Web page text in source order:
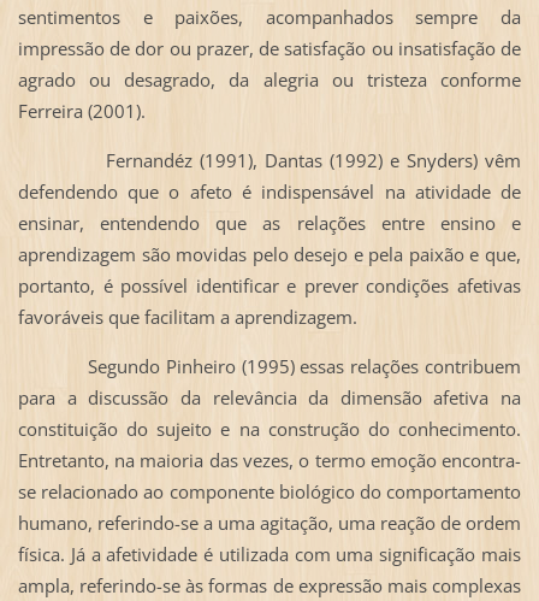
sentimentos e paixões, acompanhados sempre da
impressão de dor ou prazer, de satisfação ou insatisfação de
agrado ou desagrado, da alegria ou tristeza conforme
Ferreira (2001).
Fernandéz (1991), Dantas (1992) e Snyders) vêm
defendendo que o afeto é indispensável na atividade de
ensinar, entendendo que as relações entre ensino e
aprendizagem são movidas pelo desejo e pela paixão e que,
portanto, é possível identificar e prever condições afetivas
favoráveis que facilitam a aprendizagem.
Segundo Pinheiro (1995) essas relações contribuem
para a discussão da relevância da dimensão afetiva na
constituição do sujeito e na construção do conhecimento.
Entretanto, na maioria das vezes, o termo emoção encontra-
se relacionado ao componente biológico do comportamento
humano, referindo-se a uma agitação, uma reação de ordem
física. Já a afetividade é utilizada com uma significação mais
ampla, referindo-se às formas de expressão mais complexas